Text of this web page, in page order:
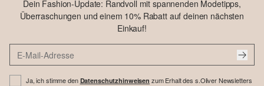
Dein Fashion-Update: Randvoll mit spannenden Modetipps,
Überraschungen und einem 10% Rabatt auf deinen nächsten
Einkauf!
Ja, ich stimme den Datenschutzhinweisen zum Erhalt des s.Oliver Newsletters